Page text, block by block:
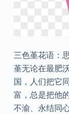
三色堇花语：
堇无论在最肥
国，人们把它
富，总是把他
不渝、永结同